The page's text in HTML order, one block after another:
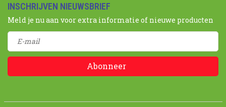
INSCHRIJVEN NIEUWSBRIEF
Meld je nu aan voor extra informatie of nieuwe producten
Abonneer